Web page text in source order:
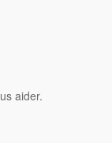
aider.